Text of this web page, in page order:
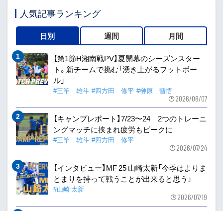
人気記事ランキング
日別 週間 月間
【第1節H湘南戦PV】夏開幕のシーズンスター
ト。新チームで挑む「湧き上がるフットボー
ル」
#三竿 雄斗 #四方田 修平 #榊原 彗悟
2026/08/07
【キャンプレポート】7/23〜24 2つのトレーニ
ングマッチに挟まれ疲労もピークに
#三竿 雄斗 #四方田 修平
2026/07/24
【インタビュー】MF 25 山崎太新「今季はよりま
とまりを持って戦うことが出来ると思う」
#山崎 太新
2026/07/19